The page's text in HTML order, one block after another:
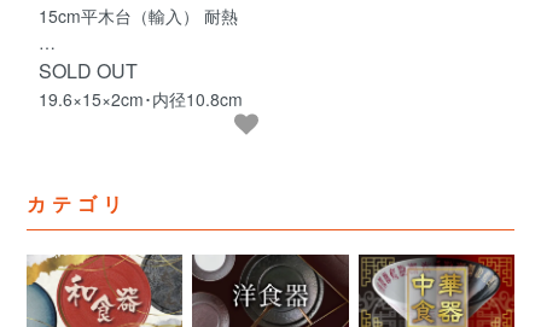
15cm平木台（輸入） 耐熱
…
SOLD OUT
19.6×15×2cm･内径10.8cm
カテゴリ